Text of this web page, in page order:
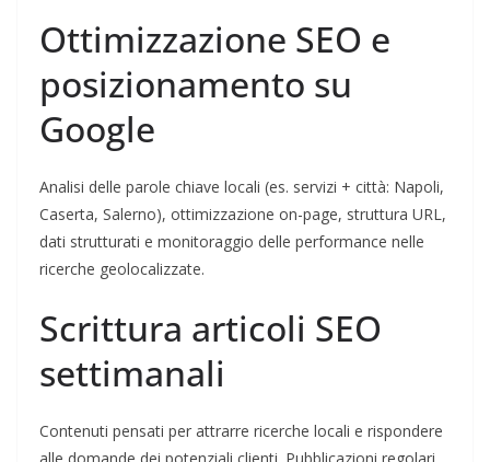
Ottimizzazione SEO e
posizionamento su
Google
Analisi delle parole chiave locali (es. servizi + città: Napoli,
Caserta, Salerno), ottimizzazione on-page, struttura URL,
dati strutturati e monitoraggio delle performance nelle
ricerche geolocalizzate.
Scrittura articoli SEO
settimanali
Contenuti pensati per attrarre ricerche locali e rispondere